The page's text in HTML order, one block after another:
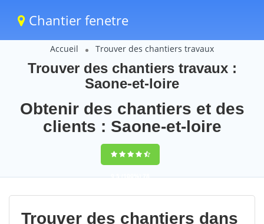
Chantier fenetre
Accueil Trouver des chantiers travaux
Trouver des chantiers travaux :
Saone-et-loire
Obtenir des chantiers et des
clients : Saone-et-loire
9,5(100%)78
votes
Trouver des chantiers dans